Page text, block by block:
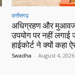
छत्तीसगढ़
अधिग्रहण और
उपयोग पर नहीं
हाईकोर्ट ने क्यों कहा
Swadha - August 4, 2026